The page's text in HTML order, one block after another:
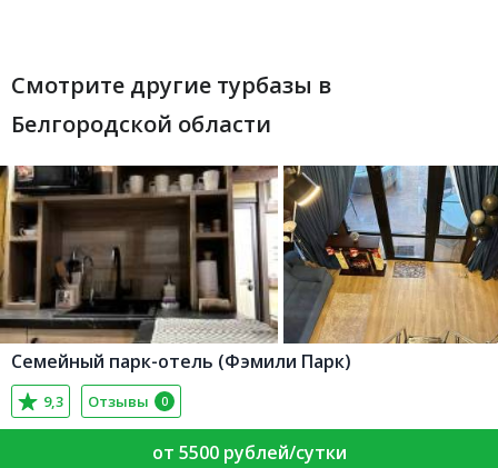
Смотрите другие турбазы в
Белгородской области
Семейный парк-отель (Фэмили Парк)
9,3 Отзывы 0
от 5500 рублей/сутки